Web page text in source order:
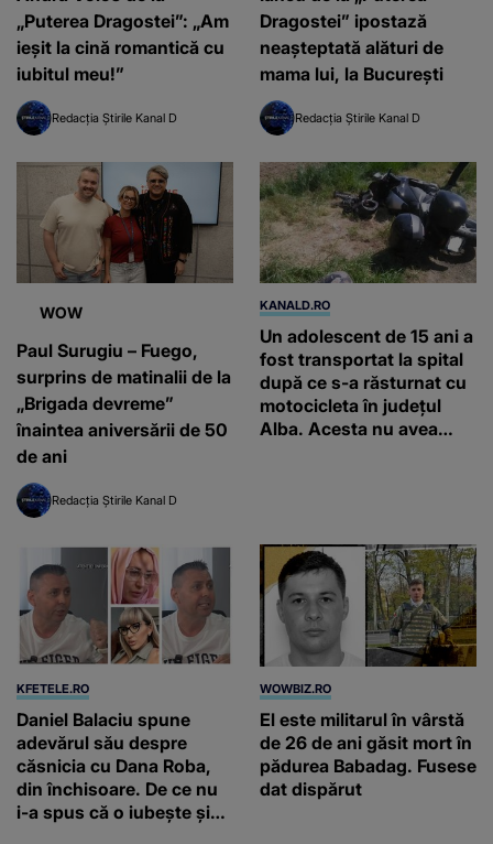
„Puterea Dragostei”: „Am
ieșit la cină romantică cu
iubitul meu!”
Redacția Știrile Kanal D
Dragostei” ipostază
neașteptată alături de
mama lui, la București
Redacția Știrile Kanal D
WOW
Paul Surugiu – Fuego,
surprins de matinalii de la
„Brigada devreme”
înaintea aniversării de 50
de ani
Redacția Știrile Kanal D
KANALD.RO
Un adolescent de 15 ani a
fost transportat la spital
după ce s-a răsturnat cu
motocicleta în județul
Alba. Acesta nu avea
KFETELE.RO
Daniel Balaciu spune
adevărul său despre
căsnicia cu Dana Roba,
din închisoare. De ce nu
i-a spus că o iubește și
WOWBIZ.RO
El este militarul în vârstă
de 26 de ani găsit mort în
pădurea Babadag. Fusese
dat dispărut